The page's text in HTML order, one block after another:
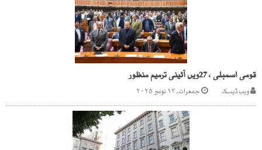
قومی اسمبلی ، 27ویں آئینی ترمیم منظور
ویب ڈیسک جمعرات, ۱۳ نومبر ۲۰۲۵